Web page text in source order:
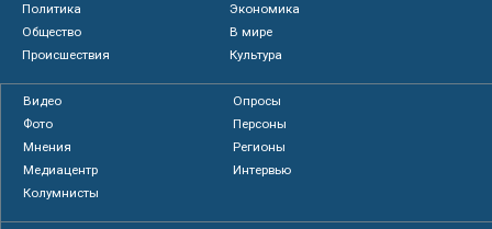
Политика
Экономика
Общество
В мире
Происшествия
Культура
Видео
Опросы
Фото
Персоны
Мнения
Регионы
Медиацентр
Интервью
Колумнисты